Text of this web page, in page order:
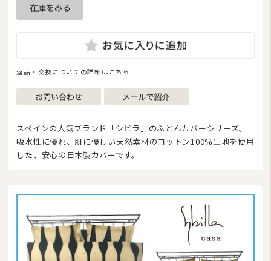
返品・交換についての詳細はこちら
スペインの人気ブランド「シビラ」のふとんカバーシリーズ。
吸水性に優れ、肌に優しい天然素材のコットン100%生地を使用
した、安心の日本製カバーです。
タオルケット・ガーゼケット
毛布
ベビー・ジュニア用寝具
こたつ布団
ラグマット・カーペット
カーテン